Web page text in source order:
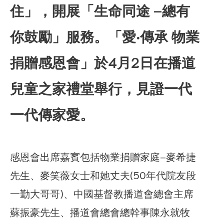
住」，開展「生命同途 –總有
你鼓勵」服務。「愛‧傳承 物業
捐贈感恩會」於4月2日在播道
兒童之家禮堂舉行，見證一代
一代傳家愛。
感恩會出席嘉賓包括物業捐贈家庭–麥希捷
先生、麥笑薇女士和她丈夫(50年代院友段
一勤大哥哥)、中國基督教播道會總會主席
蘇振豪先生、播道會總會總幹事陳永就牧